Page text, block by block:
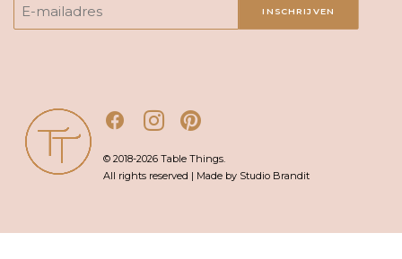
INSCHRIJVEN
© 2018-2026 Table Things.
All rights reserved | Made by Studio Brandit